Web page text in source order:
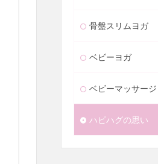
骨盤スリムヨガ
ベビーヨガ
ベビーマッサージ
ハピハグの思い